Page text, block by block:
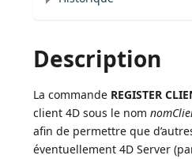
Description
La commande REGISTER
client 4D sous le nom
afin de permettre que
éventuellement 4D Server